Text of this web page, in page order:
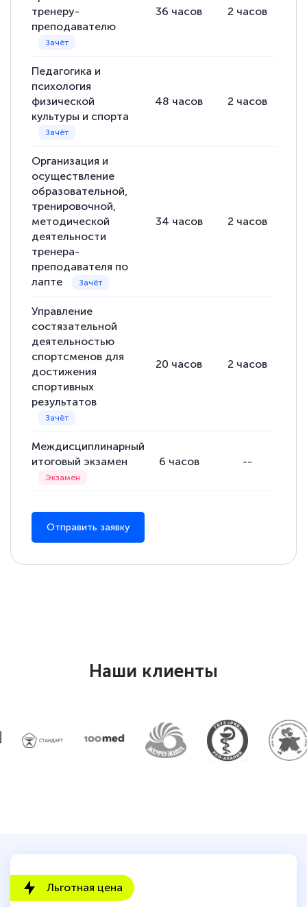
тренеру-
преподавателю
36 часов 2 часов
Педагогика и
психология
физической
культуры и спорта
48 часов 2 часов
Организация и
осуществление
образовательной,
тренировочной,
методической
деятельности
тренера-
преподавателя по
лапте
34 часов 2 часов
Управление
состязательной
деятельностью
спортсменов для
достижения
спортивных
результатов
20 часов 2 часов
Междисциплинарный
итоговый экзамен
6 часов --
Отправить заявку
Наши клиенты
Льготная цена